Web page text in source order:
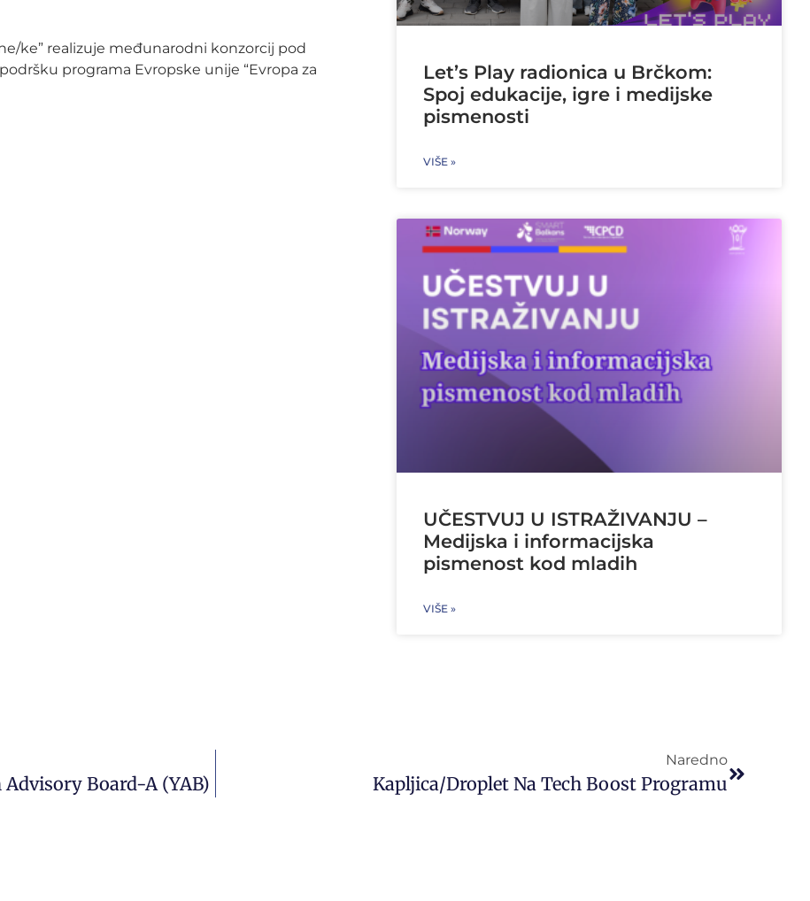
ke” realizuje međunarodni konzorcij pod
programa Evropske unije “Evropa za
Let’s Play radionica u Brčkom:
Spoj edukacije, igre i medijske
pismenosti
VIŠE »
UČESTVUJ U ISTRAŽIVANJU –
Medijska i informacijska
pismenost kod mladih
VIŠE »
Board-A (YAB)
Naredno
Kapljica/Droplet Na Tech Boost Programu